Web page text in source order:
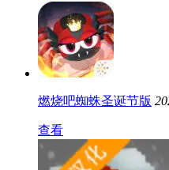
燃烧吧蜘蛛圣诞节版
查看